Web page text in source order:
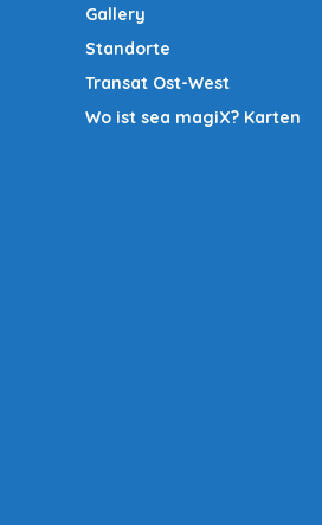
Gallery
Standorte
Transat Ost-West
Wo ist sea magiX? Karten